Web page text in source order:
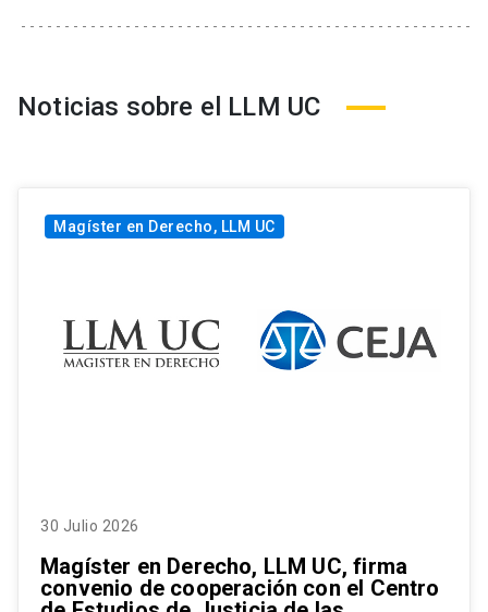
Noticias sobre el LLM UC
Magíster en Derecho, LLM UC
30 Julio 2026
Magíster en Derecho, LLM UC, firma
convenio de cooperación con el Centro